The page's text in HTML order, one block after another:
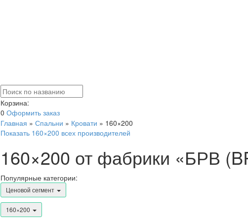
Корзина:
0 Оформить заказ
Главная » Спальни » Кровати » 160×200
Показать 160×200 всех производителей
160×200 от фабрики «БРВ
Популярные категории:
Ценовой сегмент
160×200